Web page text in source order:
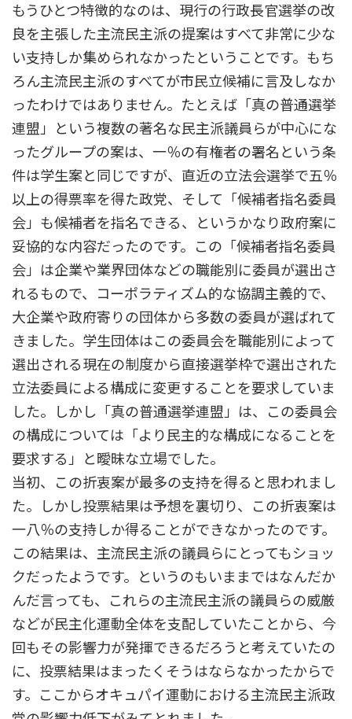
もうひとつ特徴的なのは、現行の行政長官選挙の改
良を主張した主流民主派の提案はすべて非常に少な
い支持しか集められなかったということです。もち
ろん主流民主派のすべてが市民立候補に言及しなか
ったわけではありません。たとえば「真の普通選挙
連盟」という複数の著名な民主派議員らが中心にな
ったグループの案は、一％の有権者の署名という条
件は学生案と同じですが、直近の立法会選挙で五％
以上の得票率を得た政党、そして「候補者指名委員
会」も候補者を指名できる、というかなり政府案に
妥協的な内容だったのです。この「候補者指名委員
会」は企業や業界団体などの職能別に委員が選出さ
れるもので、コーポラティズム的な協調主義的で、
大企業や政府寄りの団体から多数の委員が選ばれて
きました。学生団体はこの委員会を職能別によって
選出される現在の制度から直接選挙枠で選出された
立法委員による構成に変更することを要求していま
した。しかし「真の普通選挙連盟」は、この委員会
の構成については「より民主的な構成になることを
要求する」と曖昧な立場でした。
当初、この折衷案が最多の支持を得ると思われまし
た。しかし投票結果は予想を裏切り、この折衷案は
一八％の支持しか得ることができなかったのです。
この結果は、主流民主派の議員らにとってもショッ
クだったようです。というのもいままではなんだか
んだ言っても、これらの主流民主派の議員らの威厳
などが民主化運動全体を支配していたことから、今
回もその影響力が発揮できるだろうと考えていたの
に、投票結果はまったくそうはならなかったからで
す。ここからオキュパイ運動における主流民主派政